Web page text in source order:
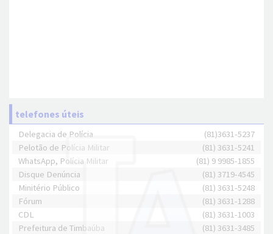
telefones úteis
Delegacia de Polícia
(81)3631-5237
Pelotão de Polícia Militar
(81) 3631-5241
WhatsApp, Polícia Militar
(81) 9 9985-1855
Disque Denúncia
(81) 3719-4545
Minitério Público
(81) 3631-5248
Fórum
(81) 3631-1288
CDL
(81) 3631-1003
Prefeitura de Timbaúba
(81) 3631-3485